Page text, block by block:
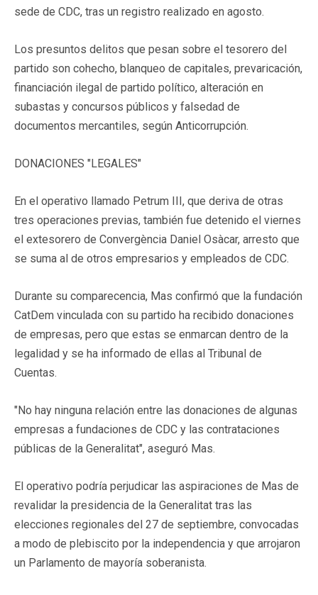
sede de CDC, tras un registro realizado en agosto.
Los presuntos delitos que pesan sobre el tesorero del
partido son cohecho, blanqueo de capitales, prevaricación,
financiación ilegal de partido político, alteración en
subastas y concursos públicos y falsedad de
documentos mercantiles, según Anticorrupción.
DONACIONES "LEGALES"
En el operativo llamado Petrum III, que deriva de otras
tres operaciones previas, también fue detenido el viernes
el extesorero de Convergència Daniel Osàcar, arresto que
se suma al de otros empresarios y empleados de CDC.
Durante su comparecencia, Mas confirmó que la fundación
CatDem vinculada con su partido ha recibido donaciones
de empresas, pero que estas se enmarcan dentro de la
legalidad y se ha informado de ellas al Tribunal de
Cuentas.
"No hay ninguna relación entre las donaciones de algunas
empresas a fundaciones de CDC y las contrataciones
públicas de la Generalitat", aseguró Mas.
El operativo podría perjudicar las aspiraciones de Mas de
revalidar la presidencia de la Generalitat tras las
elecciones regionales del 27 de septiembre, convocadas
a modo de plebiscito por la independencia y que arrojaron
un Parlamento de mayoría soberanista.